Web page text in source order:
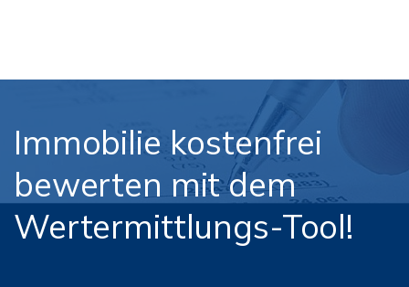
Immobilie kostenfrei
bewerten mit dem
Wertermittlungs-Tool!